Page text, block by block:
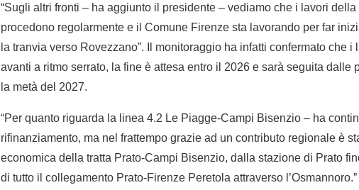
“Sugli altri fronti – ha aggiunto il presidente – vediamo che i lavori
procedono regolarmente e il Comune Firenze sta lavorando per far
la tranvia verso Rovezzano”. Il monitoraggio ha infatti confermato che
avanti a ritmo serrato, la fine è attesa entro il 2026 e sarà seguita dalle
la metà del 2027.
“Per quanto riguarda la linea 4.2 Le Piagge-Campi Bisenzio – ha
rifinanziamento, ma nel frattempo grazie ad un contributo regionale è
economica della tratta Prato-Campi Bisenzio, dalla stazione di Prato
di tutto il collegamento Prato-Firenze Peretola attraverso